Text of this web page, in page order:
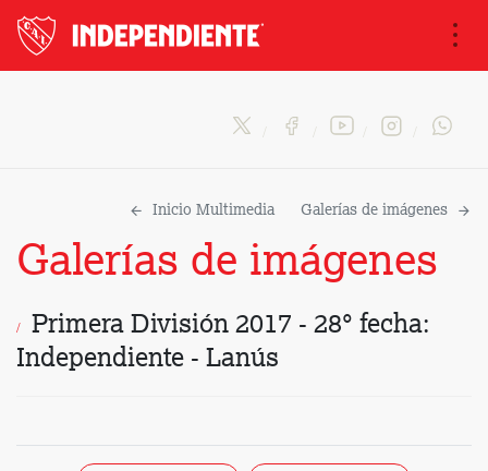
Galerías de imágenes
Inicio Multimedia
Galerías de imágenes
Primera División 2017 - 28° fecha:
Independiente - Lanús